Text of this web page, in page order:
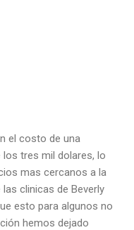
el costo de una
tres mil dolares, lo
mas cercanos a la
clinicas de Beverly
esto para algunos no
hemos dejado